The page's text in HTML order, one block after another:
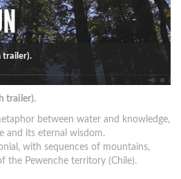
trailer).
trailer).
between water and knowledge,
and its eternal wisdom.
with sequences of mountains,
the Pewenche territory (Chile).